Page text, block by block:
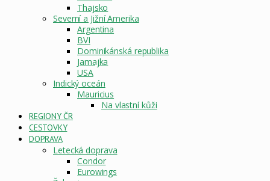
Thajsko
Severní a Jižní Amerika
Argentina
BVI
Dominikánská republika
Jamajka
USA
Indický oceán
Mauricius
Na vlastní kůži
REGIONY ČR
CESTOVKY
DOPRAVA
Letecká doprava
Condor
Eurowings